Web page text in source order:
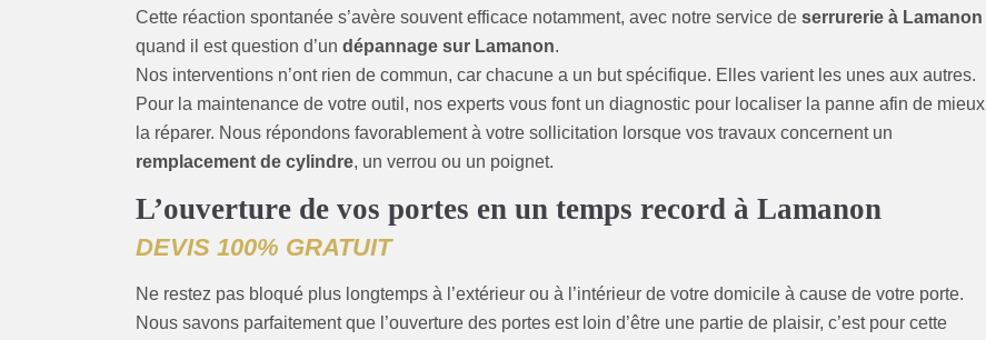
Cette réaction spontanée s’avère souvent efficace notamment, avec notre service de serrurerie à Lamanon
quand il est question d’un dépannage sur Lamanon.
Nos interventions n’ont rien de commun, car chacune a un but spécifique. Elles varient les unes aux autres.
Pour la maintenance de votre outil, nos experts vous font un diagnostic pour localiser la panne afin de mieux
la réparer. Nous répondons favorablement à votre sollicitation lorsque vos travaux concernent un
remplacement de cylindre, un verrou ou un poignet.
L’ouverture de vos portes en un temps record à Lamanon
DEVIS 100% GRATUIT
Ne restez pas bloqué plus longtemps à l’extérieur ou à l’intérieur de votre domicile à cause de votre porte.
Nous savons parfaitement que l’ouverture des portes est loin d’être une partie de plaisir, c’est pour cette